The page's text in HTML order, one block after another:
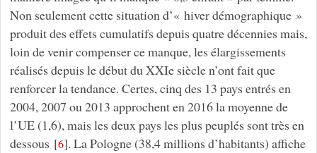
Non seulement cette situation d’« hiver démographique »
produit des effets cumulatifs depuis quatre décennies mais,
loin de venir compenser ce manque, les élargissements
réalisés depuis le début du XXIe siècle n’ont fait que
renforcer la tendance. Certes, cinq des 13 pays entrés en
2004, 2007 ou 2013 approchent en 2016 la moyenne de
l’UE (1,6), mais les deux pays les plus peuplés sont très en
dessous [6]. La Pologne (38,4 millions d’habitants) affiche